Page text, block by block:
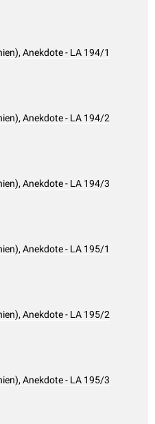
Anekdote - LA 194/1
Anekdote - LA 194/2
Anekdote - LA 194/3
Anekdote - LA 195/1
Anekdote - LA 195/2
Anekdote - LA 195/3